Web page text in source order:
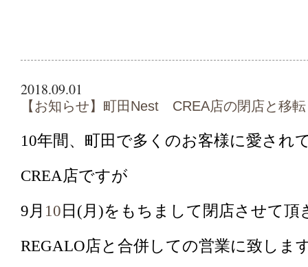
2018.09.01
【お知らせ】町田Nest CREA店の閉店と移転
10年間、町田で多くのお客様に愛され
CREA店ですが
9 月 10 日(月)をもちまして閉店させて頂
REGALO店と合併しての営業に致しま